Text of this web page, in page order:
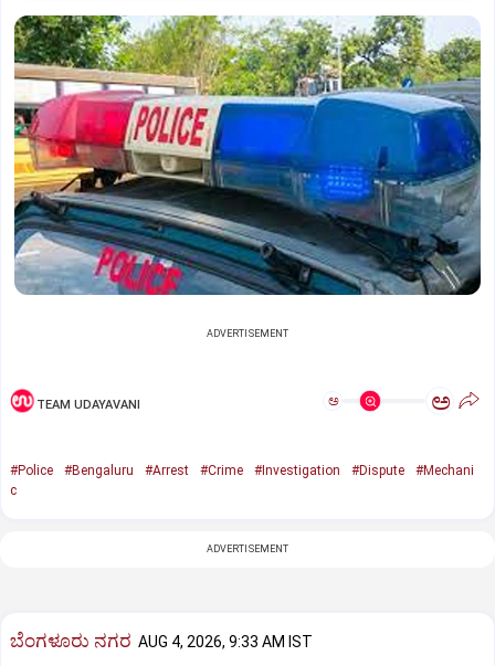
ADVERTISEMENT
TEAM UDAYAVANI ಅ ಅ
#Police #Bengaluru #Arrest #Crime #Investigation #Dispute
#Mechani
c
ADVERTISEMENT
ಬೆಂಗಳೂರು ನಗರ AUG 4, 2026, 9:33 AM IST